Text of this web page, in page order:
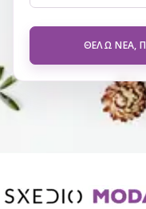
ΘΈΛΩ ΝΈΑ,